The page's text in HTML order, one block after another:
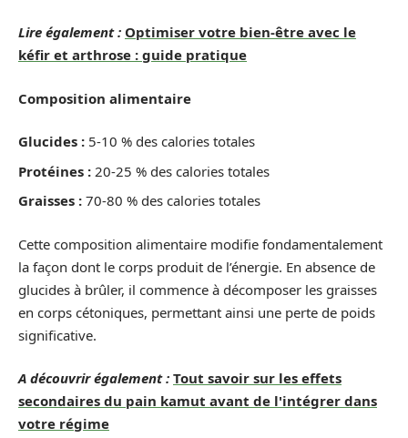
Lire également : Optimiser votre bien-être avec le
kéfir et arthrose : guide pratique
Composition alimentaire
Glucides : 5-10 % des calories totales
Protéines : 20-25 % des calories totales
Graisses : 70-80 % des calories totales
Cette composition alimentaire modifie fondamentalement
la façon dont le corps produit de l’énergie. En absence de
glucides à brûler, il commence à décomposer les graisses
en corps cétoniques, permettant ainsi une perte de poids
significative.
A découvrir également : Tout savoir sur les effets
secondaires du pain kamut avant de l'intégrer dans
votre régime